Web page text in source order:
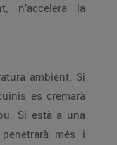
n’accelera la
ambient. Si
es cremarà
Si està a una
més i